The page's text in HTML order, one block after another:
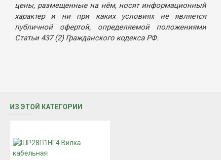
цены, размещенные на нём, носят информационный
характер и ни при каких условиях не является
публичной офертой, определяемой положениями
Статьи 437 (2) Гражданского кодекса РФ.
ИЗ ЭТОЙ КАТЕГОРИИ